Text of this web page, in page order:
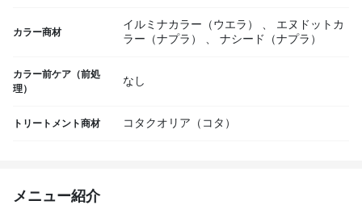
カラー商材
イルミナカラー（ウエラ） 、
エヌドットカ
ラー（ナプラ）
、 ナシード（ナプラ）
カラー前ケア（前処
理）
なし
トリートメント商材 コタクオリア（コタ）
メニュー紹介